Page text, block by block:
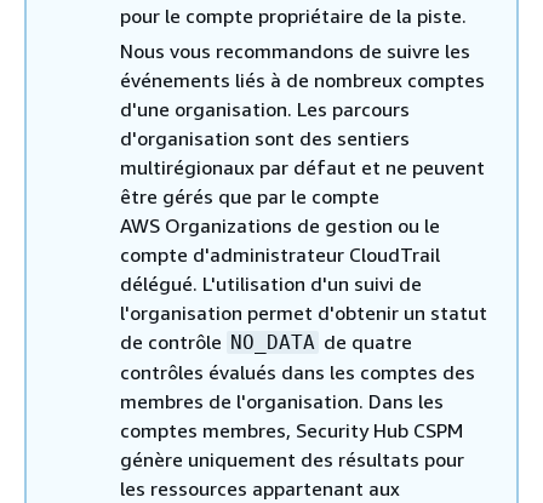
pour le compte propriétaire de la piste.
Nous vous recommandons de suivre les
événements liés à de nombreux comptes
d'une organisation. Les parcours
d'organisation sont des sentiers
multirégionaux par défaut et ne peuvent
être gérés que par le compte
AWS Organizations de gestion ou le
compte d'administrateur CloudTrail
délégué. L'utilisation d'un suivi de
l'organisation permet d'obtenir un statut
de contrôle NO_DATA de quatre
contrôles évalués dans les comptes des
membres de l'organisation. Dans les
comptes membres, Security Hub CSPM
génère uniquement des résultats pour
les ressources appartenant aux